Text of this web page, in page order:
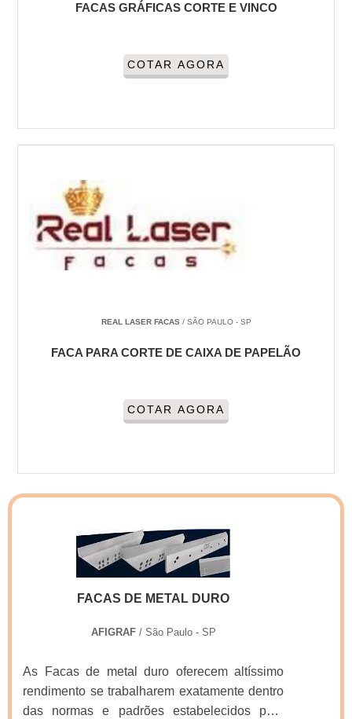
FACAS GRÁFICAS CORTE E VINCO
COTAR AGORA
REAL LASER FACAS/ SÃO PAULO - SP
FACA PARA CORTE DE CAIXA DE PAPELÃO
COTAR AGORA
FACAS DE METAL DURO
AFIGRAF / São Paulo - SP
As Facas de metal duro oferecem altíssimo
rendimento se trabalharem exatamente dentro
das normas e padrões estabelecidos pelo